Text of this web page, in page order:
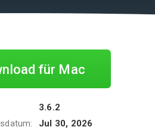
für Mac
3.6.2
Jul 30, 2026